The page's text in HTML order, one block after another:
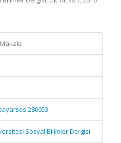
Sosyal Bilimler Dergisi